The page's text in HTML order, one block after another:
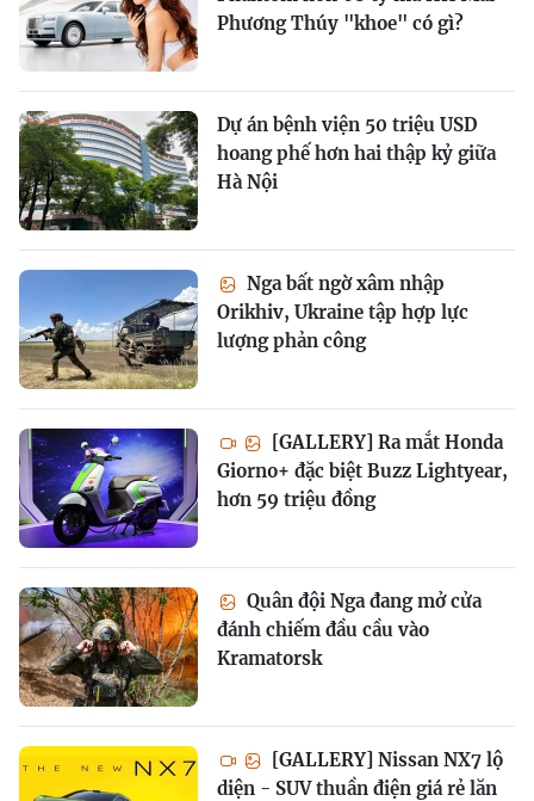
Phương Thúy "khoe" có gì?
Dự án bệnh viện 50 triệu USD
hoang phế hơn hai thập kỷ giữa
Hà Nội
Nga bất ngờ xâm nhập
Orikhiv, Ukraine tập hợp lực
lượng phản công
[GALLERY] Ra mắt Honda
Giorno+ đặc biệt Buzz Lightyear,
hơn 59 triệu đồng
Quân đội Nga đang mở cửa
đánh chiếm đầu cầu vào
Kramatorsk
[GALLERY] Nissan NX7 lộ
diện - SUV thuần điện giá rẻ lăn